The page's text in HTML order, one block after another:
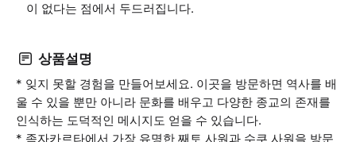
이 없다는 점에서 두드러집니다.
상품설명
* 잊지 못할 경험을 만들어보세요. 이곳을 방문하면 역사를 배
울 수 있을 뿐만 아니라 문화를 배우고 다양한 종교의 존재를
인식하는 도덕적인 메시지도 얻을 수 있습니다.
* 족자카르타에서 가장 유명한 째토 사원과 수쿠 사원을 방문